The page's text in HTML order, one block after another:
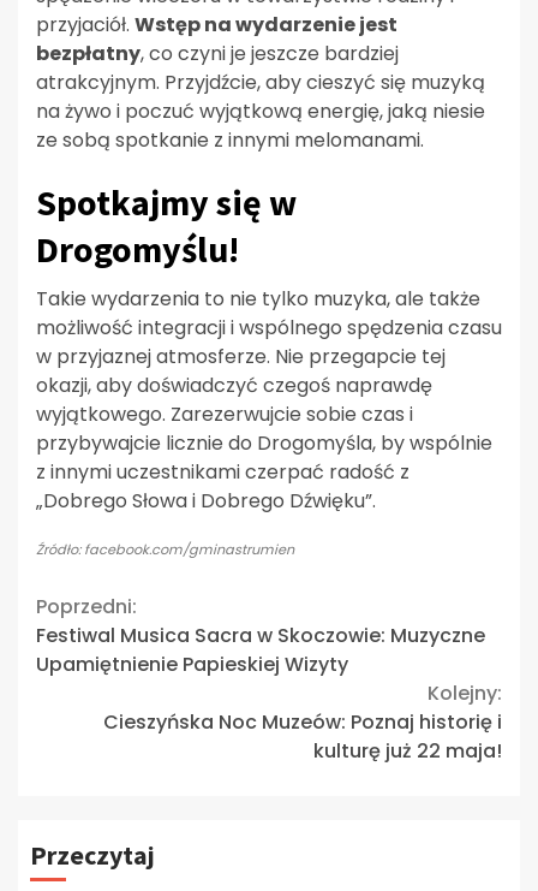
przyjaciół. Wstęp na wydarzenie jest
bezpłatny, co czyni je jeszcze bardziej
atrakcyjnym. Przyjdźcie, aby cieszyć się muzyką
na żywo i poczuć wyjątkową energię, jaką niesie
ze sobą spotkanie z innymi melomanami.
Spotkajmy się w
Drogomyślu!
Takie wydarzenia to nie tylko muzyka, ale także
możliwość integracji i wspólnego spędzenia czasu
w przyjaznej atmosferze. Nie przegapcie tej
okazji, aby doświadczyć czegoś naprawdę
wyjątkowego. Zarezerwujcie sobie czas i
przybywajcie licznie do Drogomyśla, by wspólnie
z innymi uczestnikami czerpać radość z
„Dobrego Słowa i Dobrego Dźwięku”.
Źródło: facebook.com/gminastrumien
Continue
Reading
Poprzedni:
Festiwal Musica Sacra w Skoczowie: Muzyczne
Upamiętnienie Papieskiej Wizyty
Kolejny:
Cieszyńska Noc Muzeów: Poznaj historię i
kulturę już 22 maja!
Przeczytaj